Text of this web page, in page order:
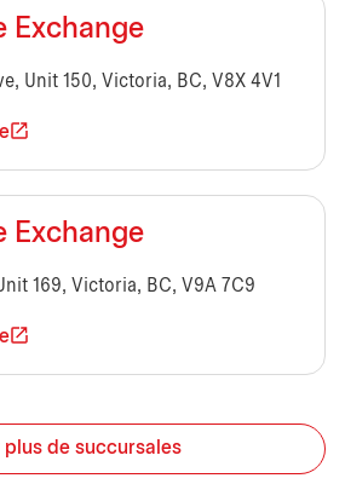
Exchange
Unit 150, Victoria, BC, V8X 4V1
Exchange
169, Victoria, BC, V9A 7C9
plus de succursales